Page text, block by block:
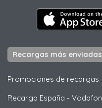
Recargas más enviadas
Promociones de recargas
Recarga España -